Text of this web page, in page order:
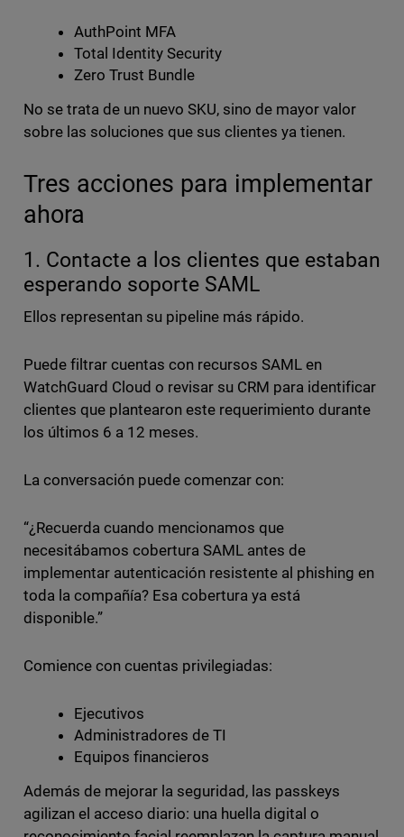
AuthPoint MFA
Total Identity Security
Zero Trust Bundle
No se trata de un nuevo SKU, sino de mayor valor
sobre las soluciones que sus clientes ya tienen.
Tres acciones para implementar
ahora
1. Contacte a los clientes que estaban
esperando soporte SAML
Ellos representan su pipeline más rápido.
Puede filtrar cuentas con recursos SAML en
WatchGuard Cloud o revisar su CRM para identificar
clientes que plantearon este requerimiento durante
los últimos 6 a 12 meses.
La conversación puede comenzar con:
“¿Recuerda cuando mencionamos que
necesitábamos cobertura SAML antes de
implementar autenticación resistente al phishing en
toda la compañía? Esa cobertura ya está
disponible.”
Comience con cuentas privilegiadas:
Ejecutivos
Administradores de TI
Equipos financieros
Además de mejorar la seguridad, las passkeys
agilizan el acceso diario: una huella digital o